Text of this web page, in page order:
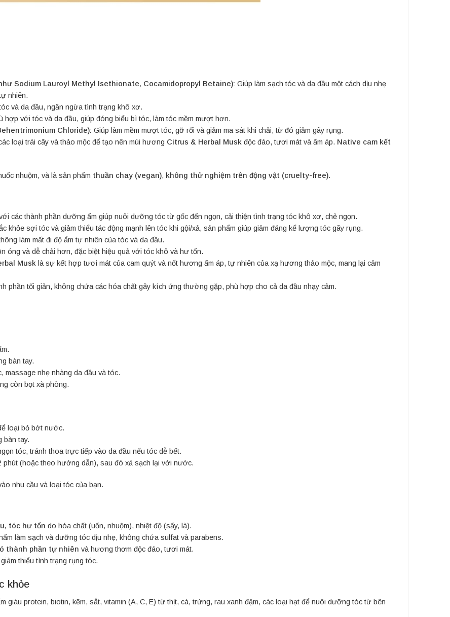
Sodium Lauroyl Methyl Isethionate, Cocamidopropyl Betaine): Giúp làm sạch tóc và da đầu một cách dịu nhẹ
nhiên.
và da đầu, ngăn ngừa tình trạng khô xơ.
hợp với tóc và da đầu, giúp đóng biểu bì tóc, làm tóc mềm mượt hơn.
Chloride): Giúp làm mềm mượt tóc, gỡ rối và giảm ma sát khi chải, từ đó giảm gãy rụng.
loại trái cây và thảo mộc để tạo nên mùi hương Citrus & Herbal Muskđộc đáo, tươi mát và ấm áp. Native cam kết
nhuộm, và là sản phẩm thuần chay (vegan), không thử nghiệm trên động vật (cruelty-free).
các thành phần dưỡng ẩm giúp nuôi dưỡng tóc từ gốc đến ngọn, cải thiện tình trạng tóc khô xơ, chẻ ngọn.
khỏe sợi tóc và giảm thiểu tác động mạnh lên tóc khi gội/xả, sản phẩm giúp giảm đáng kể lượng tóc gãy rụng.
làm mất đi độ ẩm tự nhiên của tóc và da đầu.
óng và dễ chải hơn, đặc biệt hiệu quả với tóc khô và hư tổn.
Musklà sự kết hợp tươi mát của cam quýt và nốt hương ấm áp, tự nhiên của xạ hương thảo mộc, mang lại cảm
phần tối giản, không chứa các hóa chất gây kích ứng thường gặp, phù hợp cho cả da đầu nhạy cảm.
bàn tay.
massage nhẹ nhàng da đầu và tóc.
còn bọt xà phòng.
loại bỏ bớt nước.
bàn tay.
tóc, tránh thoa trực tiếp vào da đầu nếu tóc dễ bết.
phút (hoặc theo hướng dẫn), sau đó xả sạch lại với nước.
nhu cầu và loại tóc của bạn.
tóc hư tổn do hóa chất (uốn, nhuộm), nhiệt độ (sấy, là).
làm sạch và dưỡng tóc dịu nhẹ, không chứa sulfat và parabens.
thành phần tự nhiên và hương thơm độc đáo, tươi mát.
thiểu tình trạng rụng tóc.
khỏe
giàu protein, biotin, kẽm, sắt, vitamin (A, C, E) từ thịt, cá, trứng, rau xanh đậm, các loại hạt để nuôi dưỡng tóc từ bên